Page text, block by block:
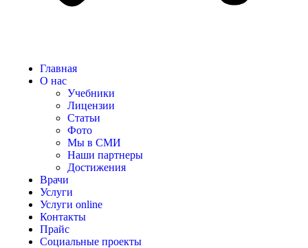
Главная
О нас
Учебники
Лицензии
Статьи
Фото
Мы в СМИ
Наши партнеры
Достижения
Врачи
Услуги
Услуги online
Контакты
Прайс
Социальные проекты